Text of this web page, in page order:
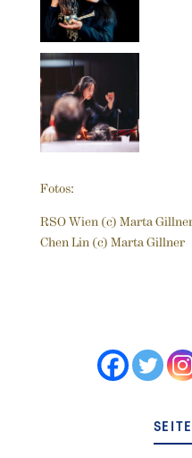
Fotos:
RSO Wien (c) Marta
Chen Lin (c) Marta Gillner